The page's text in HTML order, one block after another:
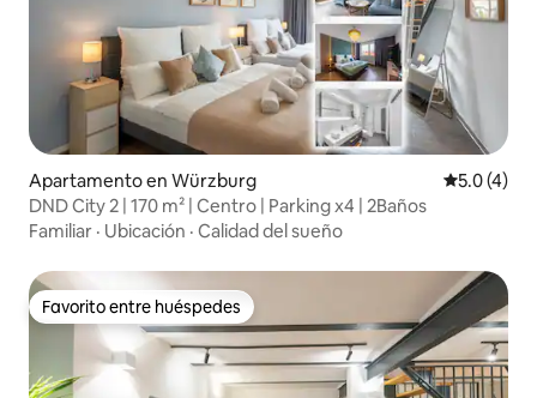
Apartamento en Würzburg
5.0 (4)
DND City 2 | 170 m² | Centro | Parking x4 | 2Baños
Familiar · Ubicación · Calidad del sueño
Favorito entre huéspedes
Favorito entre huéspedes